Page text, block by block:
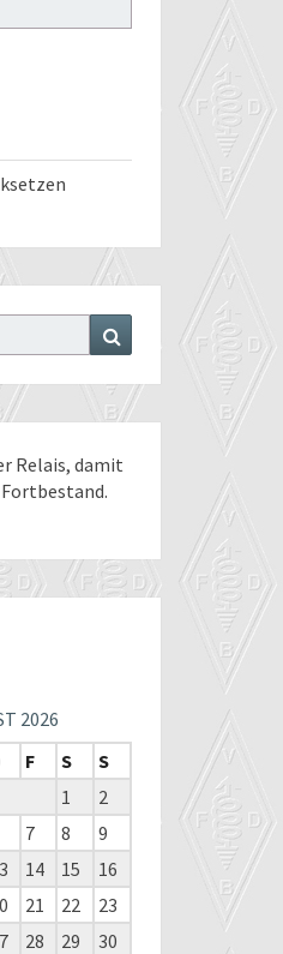
Relais, damit
2026
F S
S
1
2
7 8
9
14 15
16
21 22
23
28 29
30